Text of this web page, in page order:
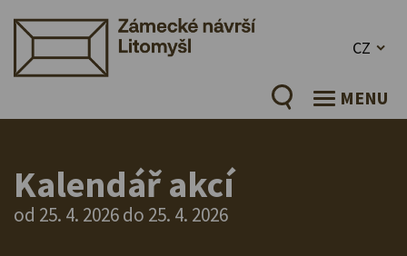
CZ
MENU
Kalendář akcí
od 25. 4. 2026 do 25. 4. 2026